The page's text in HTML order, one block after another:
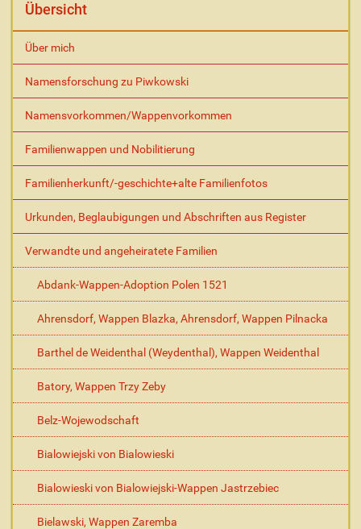
p
k
i
n
n
Übersicht
Über mich
Namensforschung zu Piwkowski
Namensvorkommen/Wappenvorkommen
Familienwappen und Nobilitierung
Familienherkunft/-geschichte+alte Familienfotos
Urkunden, Beglaubigungen und Abschriften aus Register
Verwandte und angeheiratete Familien
Abdank-Wappen-Adoption Polen 1521
Ahrensdorf, Wappen Blazka, Ahrensdorf, Wappen Pilnacka
Barthel de Weidenthal (Weydenthal), Wappen Weidenthal
Batory, Wappen Trzy Zeby
Belz-Wojewodschaft
Bialowiejski von Bialowieski
Bialowieski von Bialowiejski-Wappen Jastrzebiec
Bielawski, Wappen Zaremba